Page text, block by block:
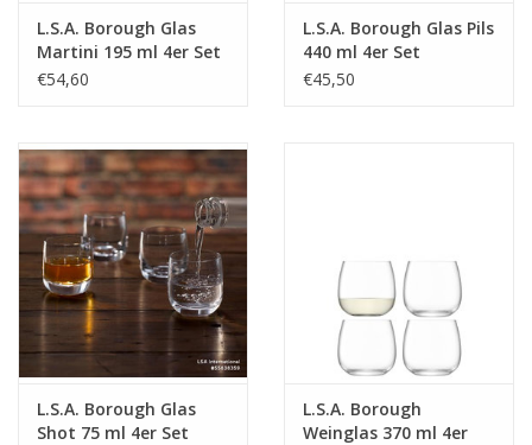
L.S.A. Borough Glas
Martini 195 ml 4er Set
€54,60
L.S.A. Borough Glas Pils
440 ml 4er Set
€45,50
L.S.A. Borough Glas
Shot 75 ml 4er Set
L.S.A. Borough
Weinglas 370 ml 4er